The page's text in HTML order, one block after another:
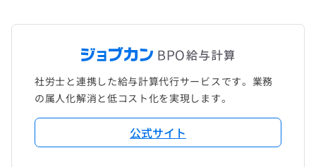
社労士と連携した給与計算代行サービスです。業務
の属人化解消と低コスト化を実現します。
公式サイト